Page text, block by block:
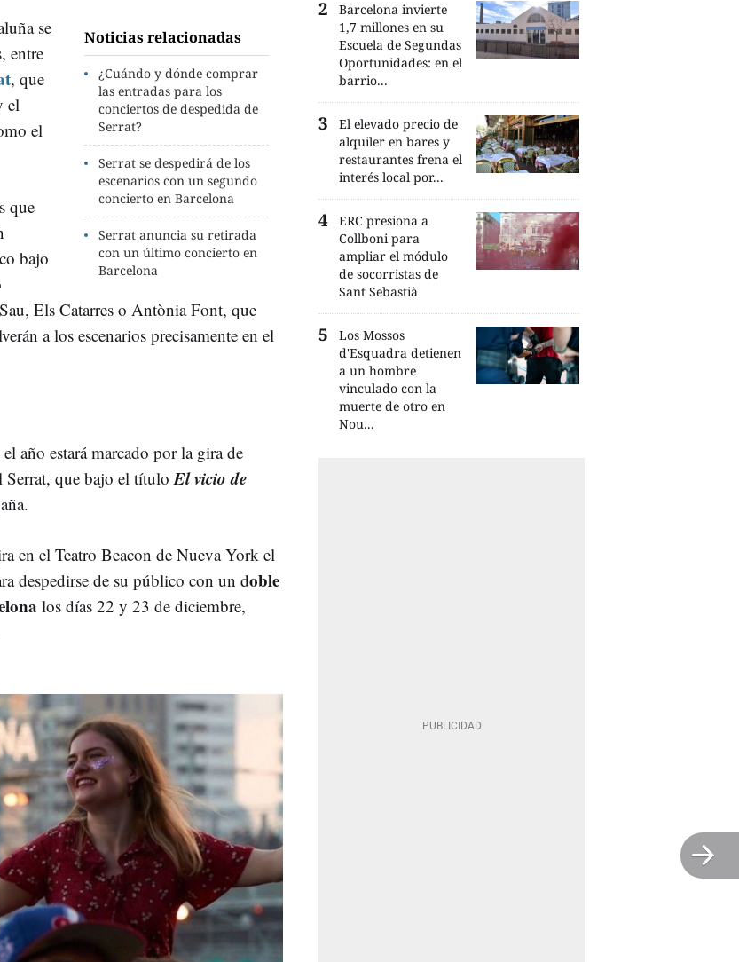
Noticias relacionadas
¿Cuándo y dónde comprar
las entradas para los
conciertos de despedida de
Serrat?
Serrat se despedirá de los
escenarios con un segundo
concierto en Barcelona
Serrat anuncia su retirada
con un último concierto en
Barcelona
se
entre
, que
el
el
que
bajo
Els Catarres o Antònia Font, que
a los escenarios precisamente en el
año estará marcado por la gira de
Serrat, que bajo el título El vicio de
en el Teatro Beacon de Nueva York el
despedirse de su público con un doble
los días 22 y 23 de diciembre,
Barcelona invierte
1,7 millones en su
Escuela de Segundas
Oportunidades: en el
barrio...
El elevado precio de
alquiler en bares y
restaurantes frena el
interés local por...
ERC presiona a
Collboni para
ampliar el módulo
de socorristas de
Sant Sebastià
Los Mossos
d'Esquadra detienen
a un hombre
vinculado con la
muerte de otro en
Nou...